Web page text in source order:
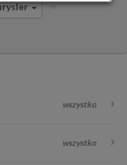
FIRM
wszystko
wszystko